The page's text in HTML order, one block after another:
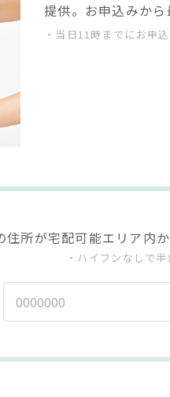
提供。お申込みか
・当日11時までにお申
住所が宅配可能エリア内
・ハイフンなしで